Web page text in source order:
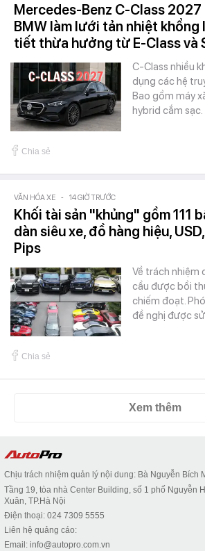
Mercedes-Benz C-Class
BMW làm lưới tản nhiệt khổng
tiết thừa hưởng từ E-Class và
C-Class nhiều
dụng các hệ
Bao gồm máy
hybrid cắm sạc.
Chia sẻ
VĂN HÓA XE - 14 GIỜ TRƯỚC
Khối tài sản "khủng" gồm 111
dàn siêu xe, đồ hàng hiệu,
Pips
Về trách nhiệm
cầu được bồi
chiếm đoạt.
đề nghị được
Chia sẻ
Xem thêm
Chịu trách nhiệm quản lý nội dung: Bà Nguyễn Bích
Tầng 19, tòa nhà Center Building, số 1 phố Nguyễn
Xuân, TP.Hà Nội
Điện thoại: 024 7309 5555
Liên hệ quảng cáo:
Email: info@autopro.com.vn